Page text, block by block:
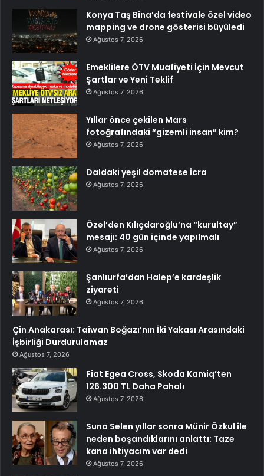
Konya Taş Bina’da festivale özel video
mapping ve drone gösterisi büyüledi
Ağustos 7, 2026
Emeklilere ÖTV Muafiyeti İçin Mevcut
Şartlar ve Yeni Teklif
Ağustos 7, 2026
Yıllar önce çekilen Mars
fotoğrafındaki “gizemli insan” kim?
Ağustos 7, 2026
Daldaki yeşil domatese İcra
Ağustos 7, 2026
Özel’den Kılıçdaroğlu’na “kurultay”
mesajı: 40 gün içinde yapılmalı
Ağustos 7, 2026
Şanlıurfa’dan Halep’e kardeşlik
ziyareti
Ağustos 7, 2026
Çin Anakarası: Taiwan Boğazı’nın İki Yakası Arasındaki
İşbirliği Durdurulamaz
Ağustos 7, 2026
Fiat Egea Cross, Skoda Kamiq’ten
126.300 TL Daha Pahalı
Ağustos 7, 2026
Suna Selen yıllar sonra Münir Özkul ile
neden boşandıklarını anlattı: Taze
kana ihtiyacım var dedi
Ağustos 7, 2026